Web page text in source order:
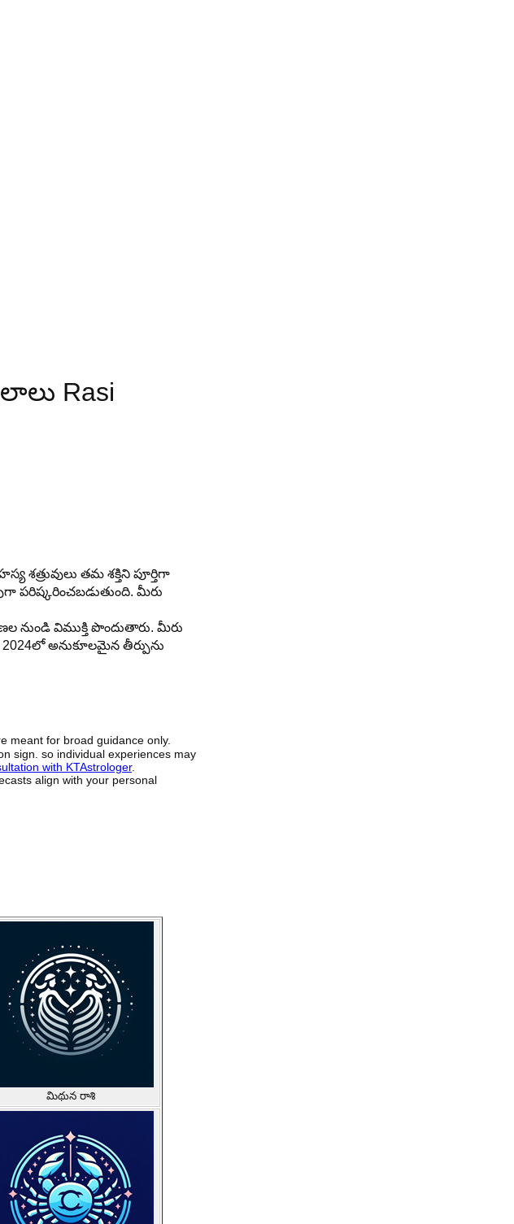
Rasi
తమ శక్తిని పూర్తిగా
పరిష్కరించబడుతుంది. మీరు
విముక్తి పొందుతారు. మీరు
అనుకూలమైన తీర్పును
meant for broad guidance only.
sign. so individual experiences may
with KTAstrologer.
align with your personal
మిథున రాశి